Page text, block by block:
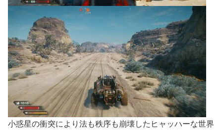
小惑星の衝突により法も秩序も崩壊したヒャッハーな世界